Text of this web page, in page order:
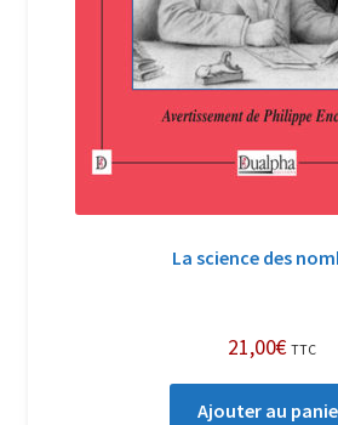
Soutien à Philippe Randa
Suivi de la Commande
La science des
21,00€ TTC
Ajouter au